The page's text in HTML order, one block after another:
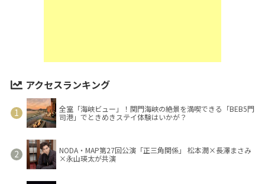
アクセスランキング
全室「海峡ビュー」！関門海峡の絶景を満喫できる「BEB5門
司港」でときめきステイ体験はいかが？
NODA・MAP第27回公演「正三角関係」 松本潤×長澤まさみ
×永山瑛太が共演